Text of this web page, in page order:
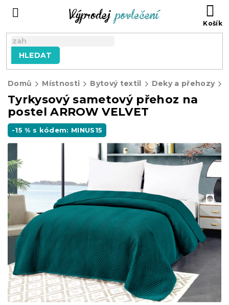
HLEDAT
Domů Místnosti Bytový textil Deky a přehozy
Tyrkysový sametový přehoz na
postel ARROW VELVET
-15 % s kódem: MINUS15